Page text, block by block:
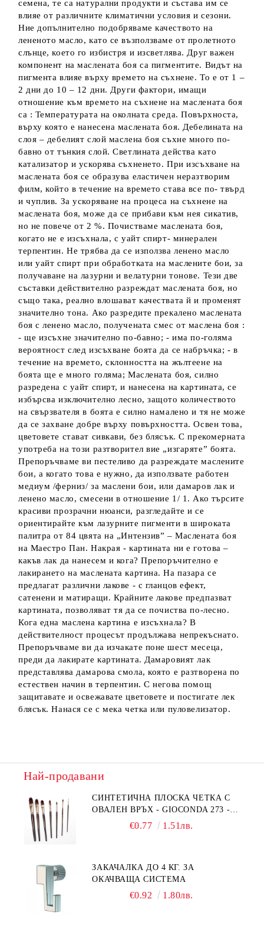
семена, те са натурални продукти и състава им се
влияе от различните климатични условия и сезони.
Ние допълнително подобряваме качеството на
лененото масло, като се възползваме от пролетното
слънце, което го избистря и изсветлява. Друг важен
компонент на маслената боя са пигментите. Видът на
пигмента влияе върху времето на съхнене. То е от 1 –
2 дни до 10 – 12 дни. Други фактори, имащи
отношение към времето на съхнене на маслената боя
са : Температурата на околната среда. Повърхноста,
върху която е нанесена маслената боя. Дебелината на
слоя – дебелият слой маслена боя съхне много по-
бавно от тънкия слой. Светлината действа като
катализатор и ускорява съхненето. При изсъхване на
маслената боя се образува еластичен неразтворим
филм, който в течение на времето става все по- твърд
и чуплив. За ускоряване на процеса на съхнене на
маслената боя, може да се прибави към нея сикатив,
но не повече от 2 %. Почистваме маслената боя,
когато не е изсъхнала, с уайт спирт- минерален
терпентин. Не трябва да се използва ленено масло
или уайт спирт при обработката на маслените бои, за
получаване на лазурни и велатурни тонове. Тези две
съставки действително разреждат маслената боя, но
също така, реално влошават качествата й и променят
значително тона. Ако разредите прекалено маслената
боя с ленено масло, получената смес от маслена боя :
- ще изсъхне значително по-бавно; - има по-голяма
вероятност след изсъхване боята да се набръчка; - в
течение на времето, склонността на жълтеене на
боята ще е много голяма; Маслената боя, силно
разредена с уайт спирт, и нанесена на картината, се
избърсва изключително лесно, защото количеството
на свързвателя в боята е силно намалено и тя не може
да се захване добре върху повърхността. Освен това,
цветовете стават сивкави, без блясък. С прекомерната
употреба на този разтворител вие „изгаряте” боята.
Препоръчваме ви пестеливо да разреждате маслените
бои, а когато това е нужно, да използвате работен
медиум /ферниз/ за маслени бои, или дамаров лак и
ленено масло, смесени в отношение 1/ 1. Ако търсите
красиви прозрачни нюанси, разгледайте и се
ориентирайте към лазурните пигменти в широката
палитра от 84 цвята на „Интензив” – Маслената боя
на Маестро Пан. Накрая - картината ни е готова –
какъв лак да нанесем и кога? Препоръчително е
лакирането на маслената картина. На пазара се
предлагат различни лакове - с гланцов ефект,
сатенени и матиращи. Крайните лакове предпазват
картината, позволяват тя да се почиства по-лесно.
Кога една маслена картина е изсъхнала? В
действителност процесът продължава непрекъснато.
Препоръчваме ви да изчакате поне шест месеца,
преди да лакирате картината. Дамаровият лак
представлява дамарова смола, която е разтворена по
естествен начин в терпентин. С негова помощ
защитавате и освежавате цветовете и постигате лек
блясък. Нанася се с мека четка или пуловелизатор.
Най-продавани
СИНТЕТИЧНА ПЛОСКА ЧЕТКА С
ОВАЛЕН ВРЪХ - GIOCONDA 273 -
€0.77 1.51лв.
ЗАКАЧАЛКА ДО 4 КГ. ЗА
ОКАЧВАЩА СИСТЕМА
€0.92 1.80лв.